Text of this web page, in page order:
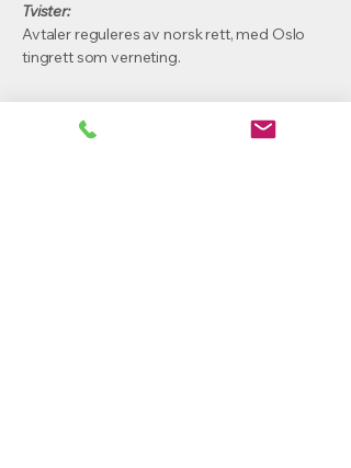
Tvister:
Avtaler reguleres av norsk rett, med Oslo
tingrett som verneting.